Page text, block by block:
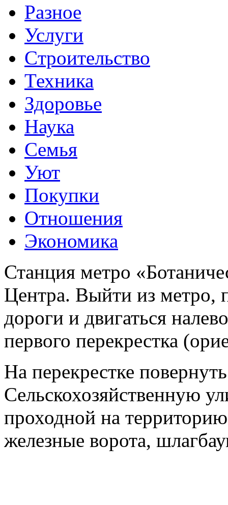
Разное
Услуги
Cтроительство
Техника
Здоровье
Наука
Семья
Уют
Покупки
Отношения
Экономика
Станция метро
Центра. Выйти из метро,
дороги и двигаться
первого перекрестка
На перекрестке
Сельскохозяйственную
проходной на
железные ворота,